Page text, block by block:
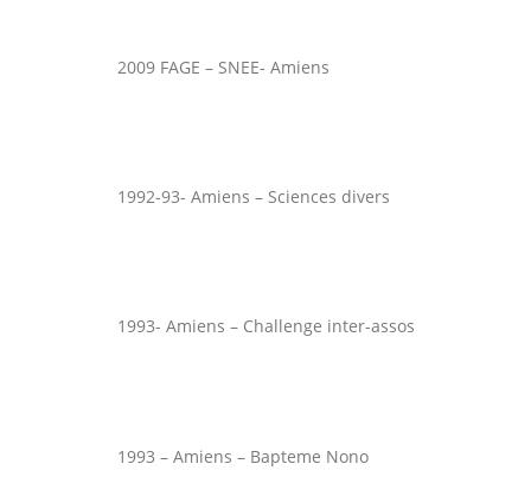
2009 FAGE – SNEE- Amiens
1992-93- Amiens – Sciences divers
1993- Amiens – Challenge inter-assos
1993 – Amiens – Bapteme Nono